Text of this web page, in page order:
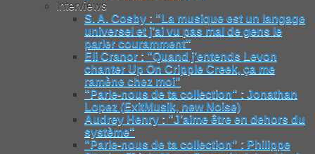
Interviews
S. A. Cosby : "La musique est un langage
universel et j’ai vu pas mal de gens le
parler couramment"
Eli Cranor : "Quand j’entends Levon
chanter Up On Cripple Creek, ça me
ramène chez moi"
"Parle-nous de ta collection" : Jonathan
Lopez (ExitMusik, new Noise)
Audrey Henry : "J’aime être en dehors du
système"
"Parle-nous de ta collection" : Philippe